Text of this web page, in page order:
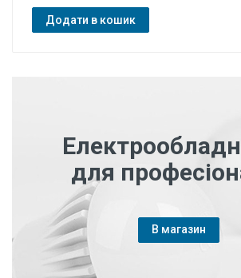
Додати в кошик
для
В магазин